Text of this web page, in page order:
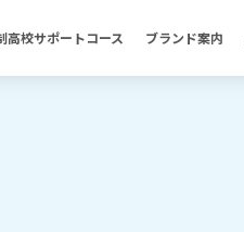
高校サポートコース ブランド案内